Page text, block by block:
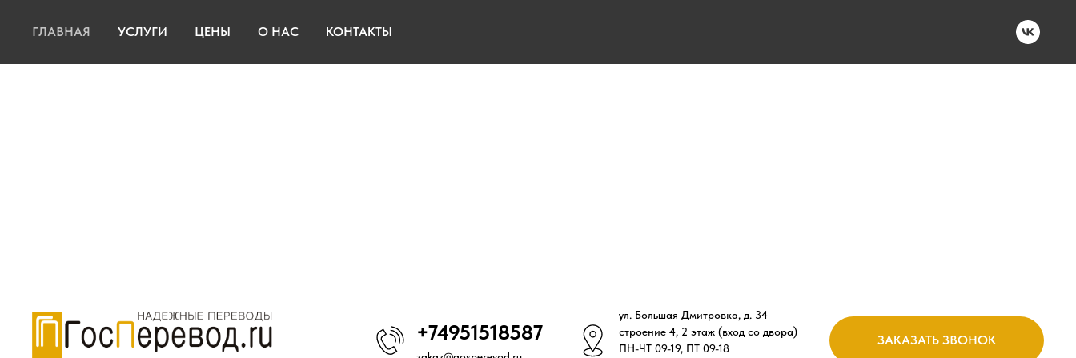
ГЛАВНАЯ УСЛУГИ ЦЕНЫ О НАС КОНТАКТЫ
+74951518587
ул. Большая Дмитровка, д. 34
строение 4, 2 этаж (вход со двора)
ПН-ЧТ 09-19, ПТ 09-18
ЗАКАЗАТЬ ЗВОНОК